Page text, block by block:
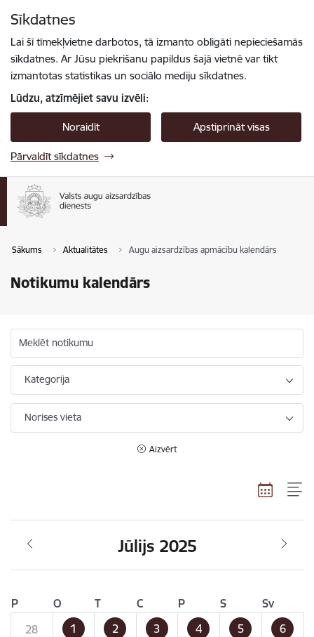
Sīkdatnes
Lai šī tīmekļvietne darbotos, tā izmanto obligāti nepieciešamās
sīkdatnes. Ar Jūsu piekrišanu papildus šajā vietnē var tikt
izmantotas statistikas un sociālo mediju sīkdatnes.
Lūdzu, atzīmējiet savu izvēli:
Noraidīt Apstiprināt visas
Pārvaldīt sīkdatnes
Sākums Aktualitātes Augu aizsardzības apmācību kalendārs
Notikumu kalendārs
Meklēt notikumu
Kategorija
Norises vieta
Aizvērt
Jūlijs 2025
P O T C P S
Sv
28
1 2 3 4 5 6